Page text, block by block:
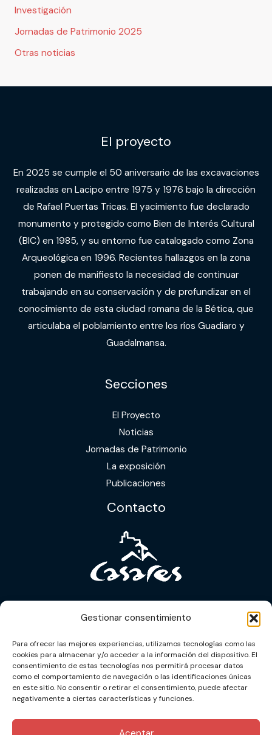
Gestionar consentimiento
Para ofrecer las mejores experiencias, utilizamos tecnologías como las
cookies para almacenar y/o acceder a la información del dispositivo. El
consentimiento de estas tecnologías nos permitirá procesar datos
como el comportamiento de navegación o las identificaciones únicas
en este sitio. No consentir o retirar el consentimiento, puede afectar
negativamente a ciertas características y funciones.
Investigación
Jornadas de Patrimonio 2025
Otras noticias
El proyecto
En 2025 se cumple el 50 aniversario de las excavaciones
realizadas en Lacipo entre 1975 y 1976 bajo la dirección
de Rafael Puertas Tricas. El yacimiento fue declarado
monumento y protegido como Bien de Interés Cultural
(BIC) en 1985, y su entorno fue catalogado como Zona
Arqueológica en 1996. Recientes hallazgos en la zona
ponen de manifiesto la necesidad de continuar
trabajando en su conservación y de profundizar en el
conocimiento de esta ciudad romana de la Bética, que
articulaba el poblamiento entre los ríos Guadiaro y
Guadalmansa.
Secciones
El Proyecto
Noticias
Jornadas de Patrimonio
La exposición
Publicaciones
Contacto
Casares (Málaga)
info@lacipo.com